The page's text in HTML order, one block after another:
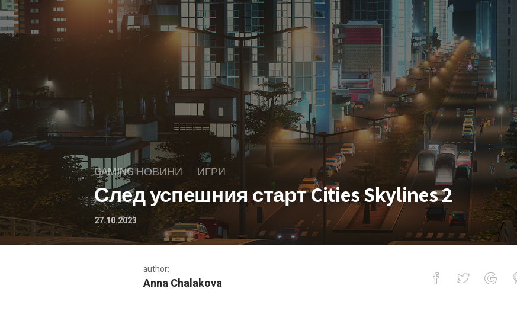
GAMING НОВИНИ ИГРИ
След успешния старт Cities Skylines 2
27.10.2023
author:
Anna Chalakova